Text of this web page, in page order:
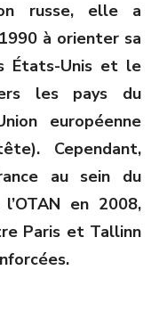
russe, elle a
à orienter sa
États-Unis et le
les pays du
européenne
Cependant,
au sein du
en 2008,
Paris et Tallinn